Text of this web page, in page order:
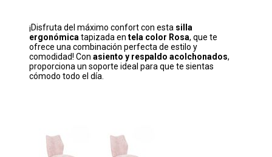
¡Disfruta del máximo confort con esta silla
ergonómicatapizada en tela color Rosa, que te
ofrece una combinación perfecta de estilo y
comodidad! Con asiento y respaldo acolchonados,
proporciona un soporte ideal para que te sientas
cómodo todo el día.